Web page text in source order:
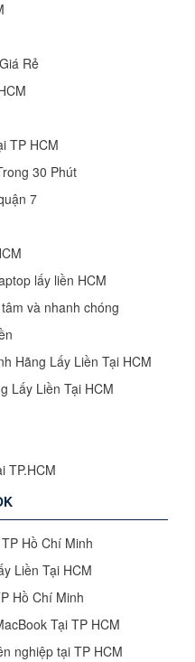
Rẻ
TP HCM
30 Phút
7
lấy liền HCM
và nhanh chóng
Hãng Lấy Liền Tại HCM
Lấy Liền Tại HCM
TP.HCM
Hồ Chí Minh
Liền Tại HCM
Hồ Chí Minh
Tại TP HCM
nghiệp tại TP HCM